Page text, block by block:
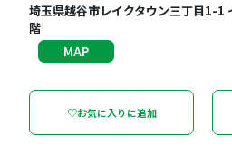
埼玉県越谷市レイクタウン三丁目1-1
階
MAP
♡お気に入りに追加